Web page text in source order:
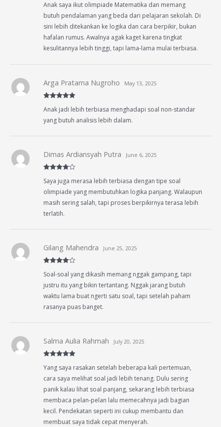
out of 5
Anak saya ikut olimpiade Matematika dan memang
butuh pendalaman yang beda dari pelajaran sekolah. Di
sini lebih ditekankan ke logika dan cara berpikir, bukan
hafalan rumus. Awalnya agak kaget karena tingkat
kesulitannya lebih tinggi, tapi lama-lama mulai terbiasa.
of 5
Arga Pratama Nugroho May 13, 2025
Anak jadi lebih terbiasa menghadapi soal non-standar
yang butuh analisis lebih dalam.
out of 5
Dimas Ardiansyah Putra June 6, 2025
Saya juga merasa lebih terbiasa dengan tipe soal
olimpiade yang membutuhkan logika panjang. Walaupun
masih sering salah, tapi proses berpikirnya terasa lebih
terlatih.
out of 5
Gilang Mahendra June 25, 2025
Soal-soal yang dikasih memang nggak gampang, tapi
justru itu yang bikin tertantang. Nggak jarang butuh
waktu lama buat ngerti satu soal, tapi setelah paham
rasanya puas banget.
of 5
Salma Aulia Rahmah July 20, 2025
Yang saya rasakan setelah beberapa kali pertemuan,
cara saya melihat soal jadi lebih tenang. Dulu sering
panik kalau lihat soal panjang, sekarang lebih terbiasa
membaca pelan-pelan lalu memecahnya jadi bagian
kecil. Pendekatan seperti ini cukup membantu dan
membuat saya tidak cepat menyerah.